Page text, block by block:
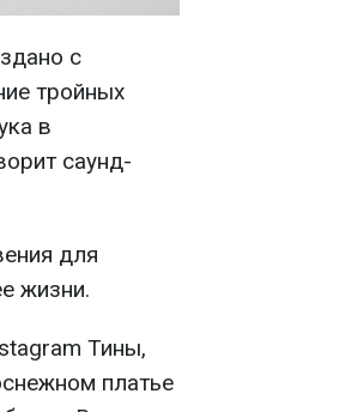
с
тройных
в
саунд-
для
жизни.
Тины,
платье